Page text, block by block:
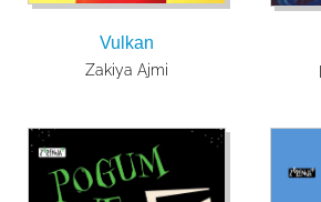
Vulkan
Zakiya Ajmi